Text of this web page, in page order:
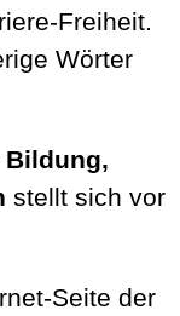
Freiheit.
Wörter
Bildung,
stellt sich vor
Seite der